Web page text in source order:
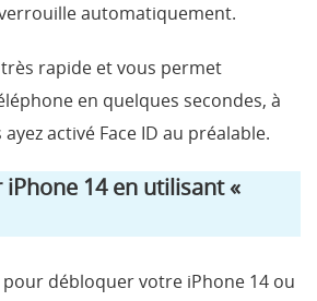
automatiquement.
rapide et vous permet
en quelques secondes, à
activé Face ID au préalable.
14 en utilisant «
débloquer votre iPhone 14 ou